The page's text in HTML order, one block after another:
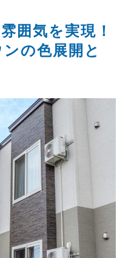
囲気を実現！
の色展開と